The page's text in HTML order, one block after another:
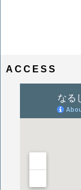
ACCESS